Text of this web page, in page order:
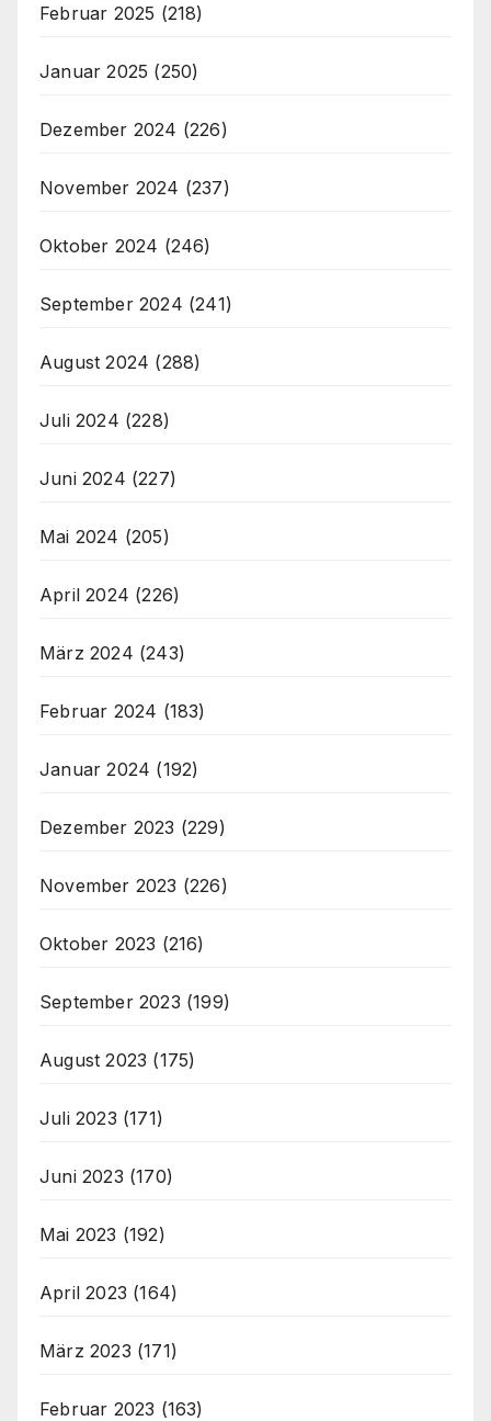
Februar 2025 (218)
Januar 2025 (250)
Dezember 2024 (226)
November 2024 (237)
Oktober 2024 (246)
September 2024 (241)
August 2024 (288)
Juli 2024 (228)
Juni 2024 (227)
Mai 2024 (205)
April 2024 (226)
März 2024 (243)
Februar 2024 (183)
Januar 2024 (192)
Dezember 2023 (229)
November 2023 (226)
Oktober 2023 (216)
September 2023 (199)
August 2023 (175)
Juli 2023 (171)
Juni 2023 (170)
Mai 2023 (192)
April 2023 (164)
März 2023 (171)
Februar 2023 (163)